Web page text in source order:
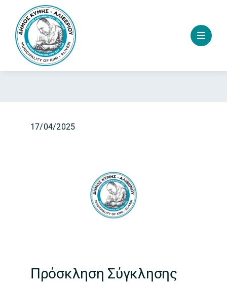
content
17/04/2025
Πρόσκληση Σύγκλησης